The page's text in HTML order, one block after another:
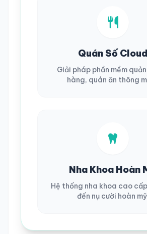
Quán Số Cloud
Giải pháp phần mềm
hàng, quán ăn thông
Nha Khoa Hoàn
Hệ thống nha khoa cao
đến nụ cười hoàn